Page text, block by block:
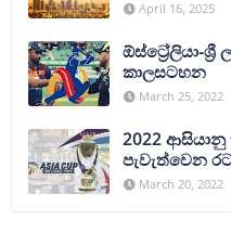
April 16, 2025
ඕස්ට්‍රේලියා-ශ්‍රී
කාලසටහන
March 25, 2022
2022
පැවැත්වෙන
March 20, 2022